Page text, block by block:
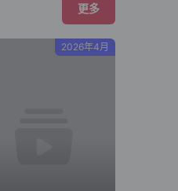
更多
2026年4月